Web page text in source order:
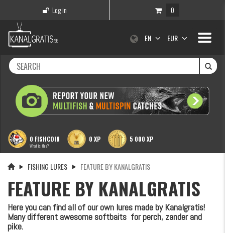
Log in 0
Toggle
EN EUR
0 FISHCOIN
What is this?
0 XP 5 000 XP
FISHING LURES FEATURE BY KANALGRATIS
FEATURE BY KANALGRATIS
Here you can find all of our own lures made by Kanalgratis!
Many different awesome softbaits for perch, zander and
pike.